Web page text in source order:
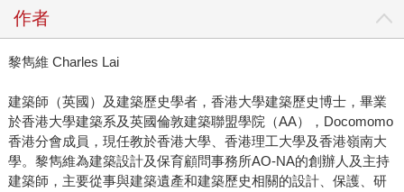
作者
黎雋維 Charles Lai
建築師（英國）及建築歷史學者，香港大學建築歷史博士，畢業
於香港大學建築系及英國倫敦建築聯盟學院（AA），Docomomo
香港分會成員，現任教於香港大學、香港理工大學及香港嶺南大
學。黎雋維為建築設計及保育顧問事務所AO-NA的創辦人及主持
建築師，主要從事與建築遺產和建築歷史相關的設計、保護、研